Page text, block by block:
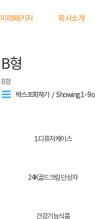
미래패키지 회사소개
B형
B형
박스조회하기
Showing 1 - 9
1.디퓨저케이스
24K골드크림 단상자
건강기능식품